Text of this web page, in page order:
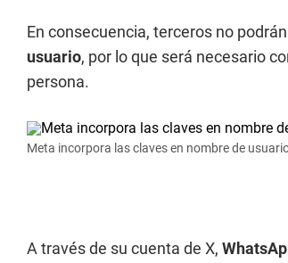
En consecuencia, terceros no
usuario, por lo que será necesario
persona.
Meta incorpora las claves en nombre de
A través de su cuenta de X,